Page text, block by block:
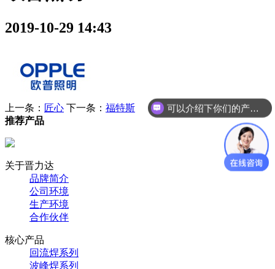
2019-10-29 14:43
上一条： 匠心 下一条： 福特斯
推荐产品
关于晋力达
品牌简介
公司环境
生产环境
合作伙伴
核心产品
回流焊系列
波峰焊系列
可以介绍下你们的产品么？